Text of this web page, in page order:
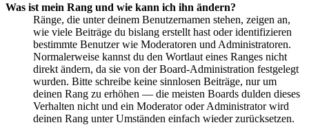
Was ist mein Rang und wie kann ich ihn ändern?
Ränge, die unter deinem Benutzernamen stehen, zeigen an,
wie viele Beiträge du bislang erstellt hast oder identifizieren
bestimmte Benutzer wie Moderatoren und Administratoren.
Normalerweise kannst du den Wortlaut eines Ranges nicht
direkt ändern, da sie von der Board-Administration festgelegt
wurden. Bitte schreibe keine sinnlosen Beiträge, nur um
deinen Rang zu erhöhen — die meisten Boards dulden dieses
Verhalten nicht und ein Moderator oder Administrator wird
deinen Rang unter Umständen einfach wieder zurücksetzen.